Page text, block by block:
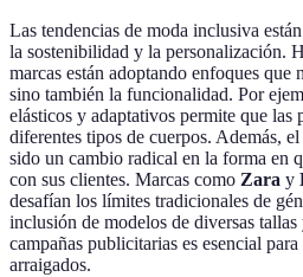
Las tendencias de moda inclusiva
la sostenibilidad y la personalización.
marcas están adoptando enfoques que
sino también la funcionalidad. Por
elásticos y adaptativos permite que las
diferentes tipos de cuerpos. Además,
sido un cambio radical en la forma en
con sus clientes. Marcas como Zara y
desafían los límites tradicionales de
inclusión de modelos de diversas tallas
campañas publicitarias es esencial
arraigados.